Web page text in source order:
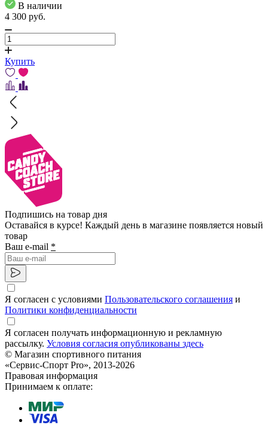
В наличии
4 300 pуб.
Купить
Подпишись на товар дня
Оставайся в курсе! Каждый день в магазине появляется новый
товар
Ваш e-mail *
Я согласен с условиями Пользовательского соглашения и
Политики конфиденциальности
Я согласен получать информационную и рекламную
рассылку. Условия согласия опубликованы здесь
© Магазин спортивного питания
«Сервис-Спорт Pro», 2013-2026
Правовая информация
Принимаем к оплате: